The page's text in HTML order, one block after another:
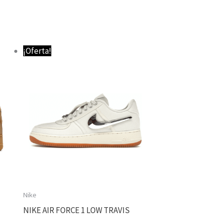
¡Oferta!
Nike
NIKE AIR FORCE 1 LOW TRAVIS
El
precio